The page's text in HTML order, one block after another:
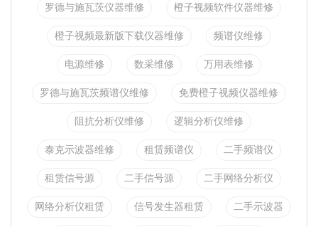
罗德与施瓦茨仪器维修 橙子视频软件仪器维修
橙子视频最新版下载仪器维修 频谱仪维修
电源维修 数采维修 万用表维修
罗德与施瓦茨频谱仪维修 免费橙子视频仪器维修
阻抗分析仪维修 逻辑分析仪维修
泰克示波器维修 租赁频谱仪 二手频谱仪
租赁信号源 二手信号源 二手网络分析仪
网络分析仪租赁 信号发生器租赁 二手示波器